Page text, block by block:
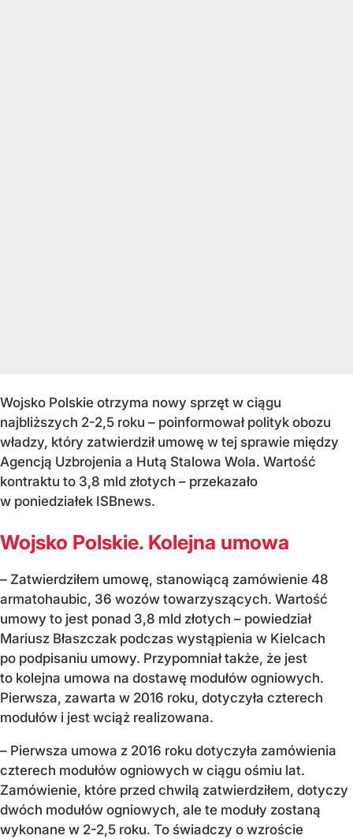
Wojsko Polskie otrzyma nowy sprzęt w ciągu
najbliższych 2-2,5 roku – poinformował polityk obozu
władzy, który zatwierdził umowę w tej sprawie między
Agencją Uzbrojenia a Hutą Stalowa Wola. Wartość
kontraktu to 3,8 mld złotych – przekazało
w poniedziałek ISBnews.
Wojsko Polskie. Kolejna umowa
– Zatwierdziłem umowę, stanowiącą zamówienie 48
armatohaubic, 36 wozów towarzyszących. Wartość
umowy to jest ponad 3,8 mld złotych – powiedział
Mariusz Błaszczak podczas wystąpienia w Kielcach
po podpisaniu umowy. Przypomniał także, że jest
to kolejna umowa na dostawę modułów ogniowych.
Pierwsza, zawarta w 2016 roku, dotyczyła czterech
modułów i jest wciąż realizowana.
– Pierwsza umowa z 2016 roku dotyczyła zamówienia
czterech modułów ogniowych w ciągu ośmiu lat.
Zamówienie, które przed chwilą zatwierdziłem, dotyczy
dwóch modułów ogniowych, ale te moduły zostaną
wykonane w 2-2,5 roku. To świadczy o wzroście